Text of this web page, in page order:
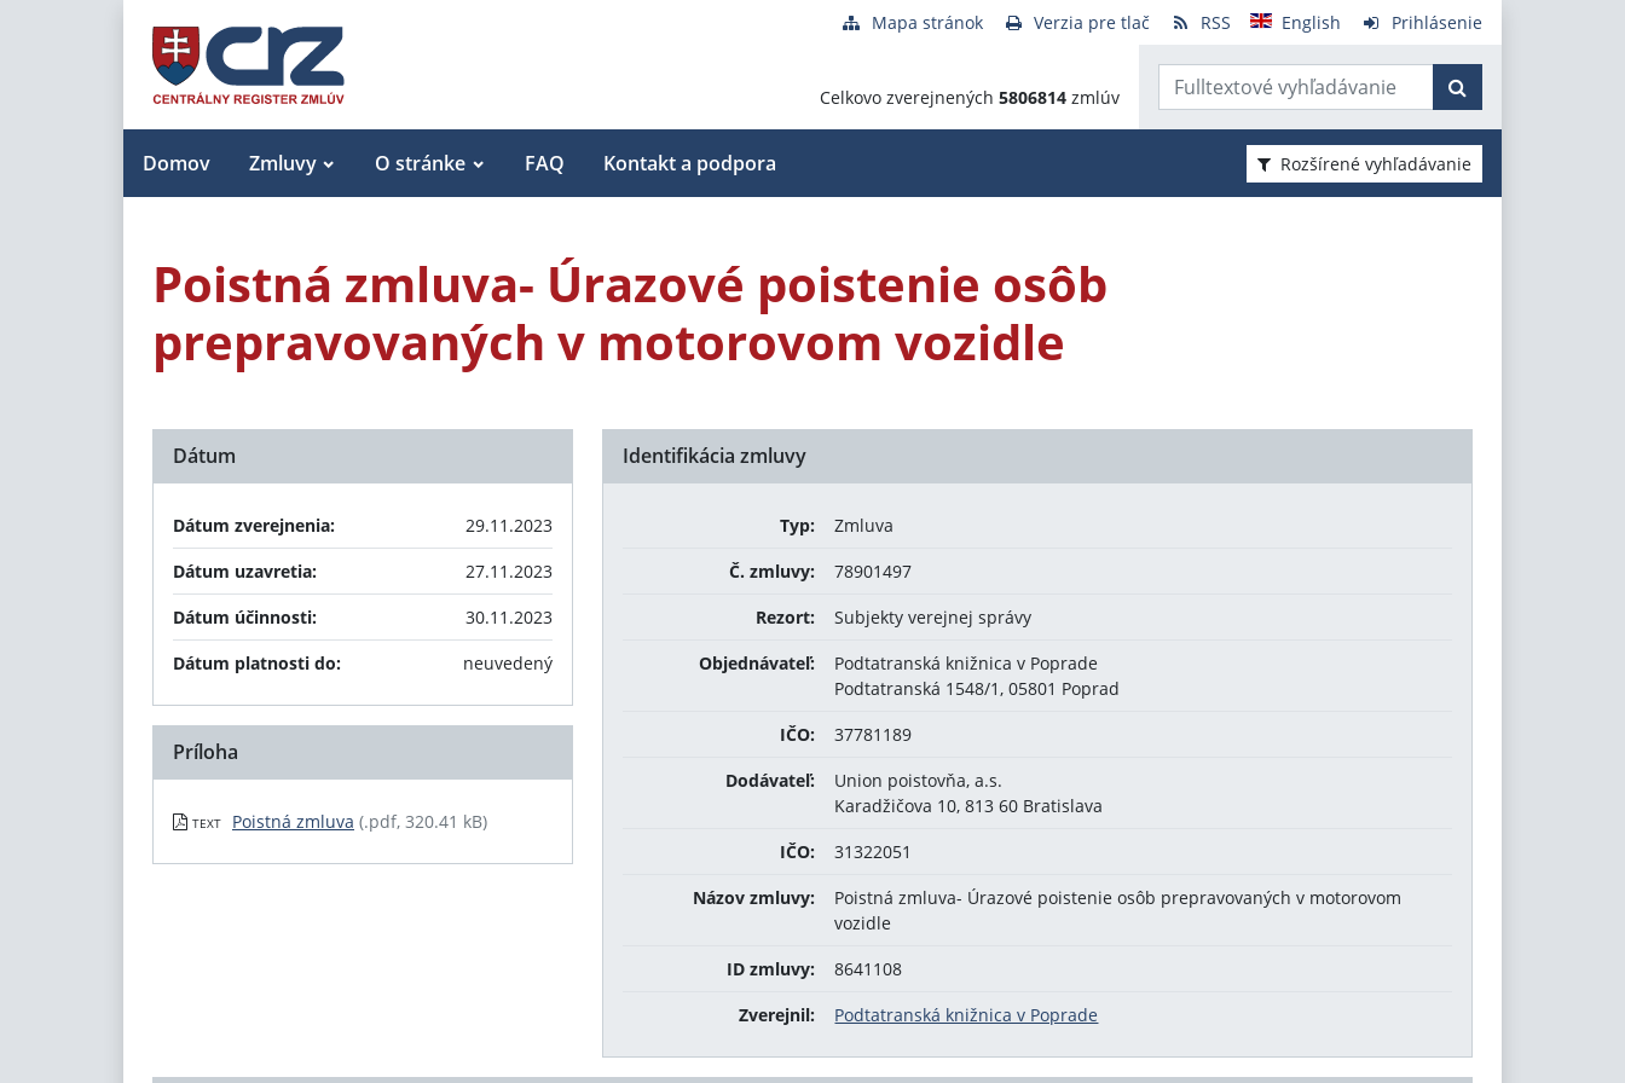
Mapa stránok Verzia pre tlač RSS English Prihlásenie
Celkovo zverejnených 5806814 zmlúv
Domov Zmluvy O stránke FAQ Kontakt a podpora Rozšírené vyhľadávanie
Poistná zmluva- Úrazové poistenie osôb
prepravovaných v motorovom vozidle
Identifikácia zmluvy
Typ:
Zmluva
Č. zmluvy:
78901497
Rezort:
Subjekty verejnej správy
Objednávateľ:
Podtatranská knižnica v Poprade
Podtatranská 1548/1, 05801 Poprad
IČO:
37781189
Dodávateľ:
Union poistovňa, a.s.
Karadžičova 10, 813 60 Bratislava
IČO:
31322051
Názov zmluvy:
Poistná zmluva- Úrazové poistenie osôb prepravovaných v motorovom
vozidle
ID zmluvy:
8641108
Zverejnil:
Podtatranská knižnica v Poprade
Dátum
Dátum zverejnenia:
29.11.2023
Dátum uzavretia:
27.11.2023
Dátum účinnosti:
30.11.2023
Dátum platnosti do:
neuvedený
Príloha
TEXT Poistná zmluva (.pdf, 320.41 kB)